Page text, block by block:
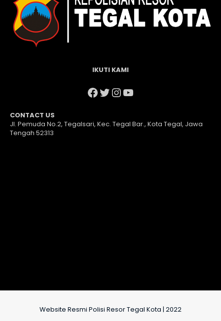
IKUTI KAMI
Facebook
Twitter
Instagram
YouTube
CONTACT US
Jl. Pemuda No.2, Tegalsari, Kec. Tegal Bar., Kota Tegal, Jawa
Tengah 52313
Website Resmi Polisi Resor Tegal Kota | 2022